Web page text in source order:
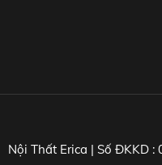
Nội Thất Erica | Số ĐKKD